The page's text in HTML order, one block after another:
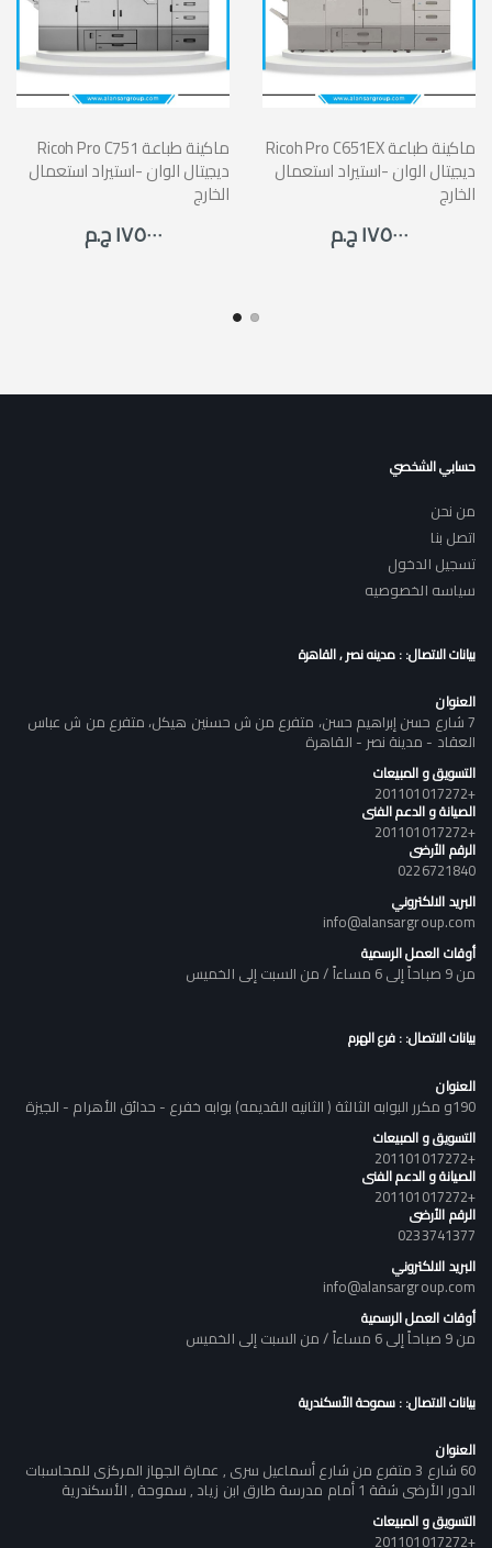
Ricoh Pro C751 ماكينة طباعة
ديجيتال الوان -استيراد استعمال
الخارج
١٧٥٠٠٠ ج.م
Ricoh Pro C651EX ماكينة طباعة
ديجيتال الوان -استيراد استعمال
الخارج
١٧٥٠٠٠ ج.م
حسابي الشخصي
من نحن
اتصل بنا
تسجيل الدخول
سياسه الخصوصيه
بيانات الاتصال: : مدينه نصر , القاهرة
العنوان
7 شارع حسن إبراهيم حسن، متفرع من ش حسنين هيكل، متفرع من ش عباس
العقاد - مدينة نصر - القاهرة
التسويق و المبيعات
+201101017272
الصيانة و الدعم الفنى
+201101017272
الرقم الأرضى
0226721840
البريد الالكتروني
info@alansargroup.com
أوقات العمل الرسمية
من 9 صباحاً إلى 6 مساءاً / من السبت إلى الخميس
بيانات الاتصال: : فرع الهرم
العنوان
190و مكرر البوابه الثالثة ( الثانيه القديمه) بوابه خفرع - حدائق الأهرام - الجيزة
التسويق و المبيعات
+201101017272
الصيانة و الدعم الفنى
+201101017272
الرقم الأرضى
0233741377
البريد الالكتروني
info@alansargroup.com
أوقات العمل الرسمية
من 9 صباحاً إلى 6 مساءاً / من السبت إلى الخميس
بيانات الاتصال: : سموحة الأسكندرية
العنوان
60 شارع 3 متفرع من شارع أسماعيل سرى , عمارة الجهاز المركزى للمحاسبات
الدور الأرضى شقة 1 أمام مدرسة طارق ابن زياد , سموحة , الأسكندرية
التسويق و المبيعات
+201101017272